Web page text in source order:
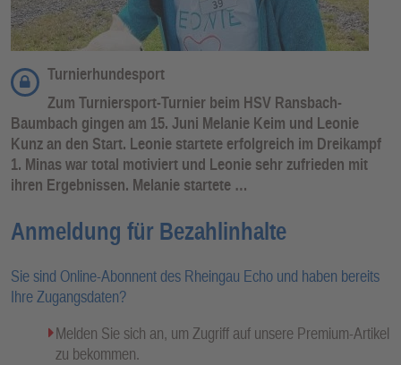
Turnierhundesport
Zum Turniersport-Turnier beim HSV Ransbach-
Baumbach gingen am 15. Juni Melanie Keim und Leonie
Kunz an den Start. Leonie startete erfolgreich im Dreikampf
1. Minas war total motiviert und Leonie sehr zufrieden mit
ihren Ergebnissen. Melanie startete …
Anmeldung für Bezahlinhalte
Sie sind Online-Abonnent des Rheingau Echo und haben bereits
Ihre Zugangsdaten?
Melden Sie sich an, um Zugriff auf unsere Premium-Artikel
zu bekommen.